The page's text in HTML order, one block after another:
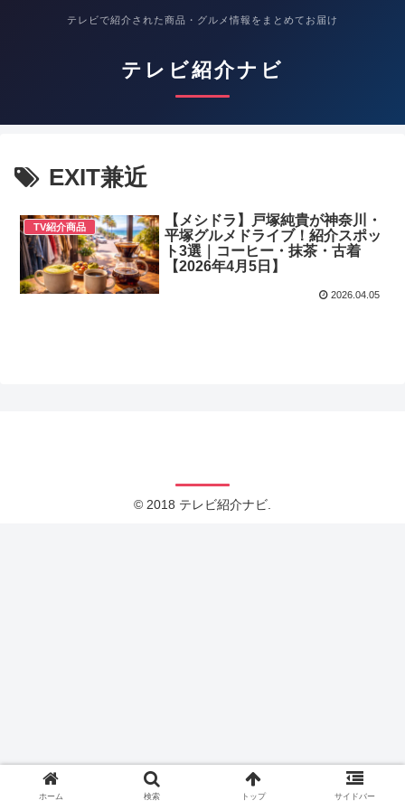
テレビで紹介された商品・グルメ情報をまとめてお届け
テレビ紹介ナビ
EXIT兼近
TV紹介商品
【メシドラ】戸塚純貴が神奈川・
平塚グルメドライブ！紹介スポッ
ト3選｜コーヒー・抹茶・古着
【2026年4月5日】
2026.04.05
© 2018 テレビ紹介ナビ.
ホーム 検索 トップ サイドバー